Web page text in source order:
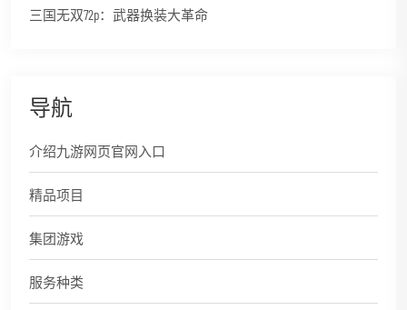
三国无双72p：武器换装大革命
导航
介绍九游网页官网入口
精品项目
集团游戏
服务种类